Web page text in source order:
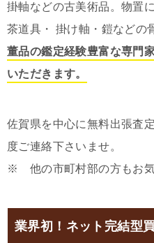
掛軸などの古美術品。物置
茶道具・ 掛け軸・鎧などの
董品の鑑定経験豊富な専門
いただきます。
佐賀県を中心に無料出張査
度ご連絡下さいませ。
※ 他の市町村部の方もお気
業界初！ネット完結型